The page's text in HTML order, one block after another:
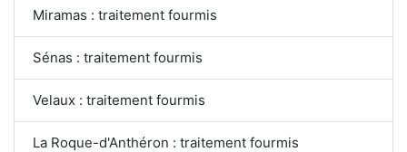
Miramas : traitement fourmis
Sénas : traitement fourmis
Velaux : traitement fourmis
La Roque-d'Anthéron : traitement fourmis